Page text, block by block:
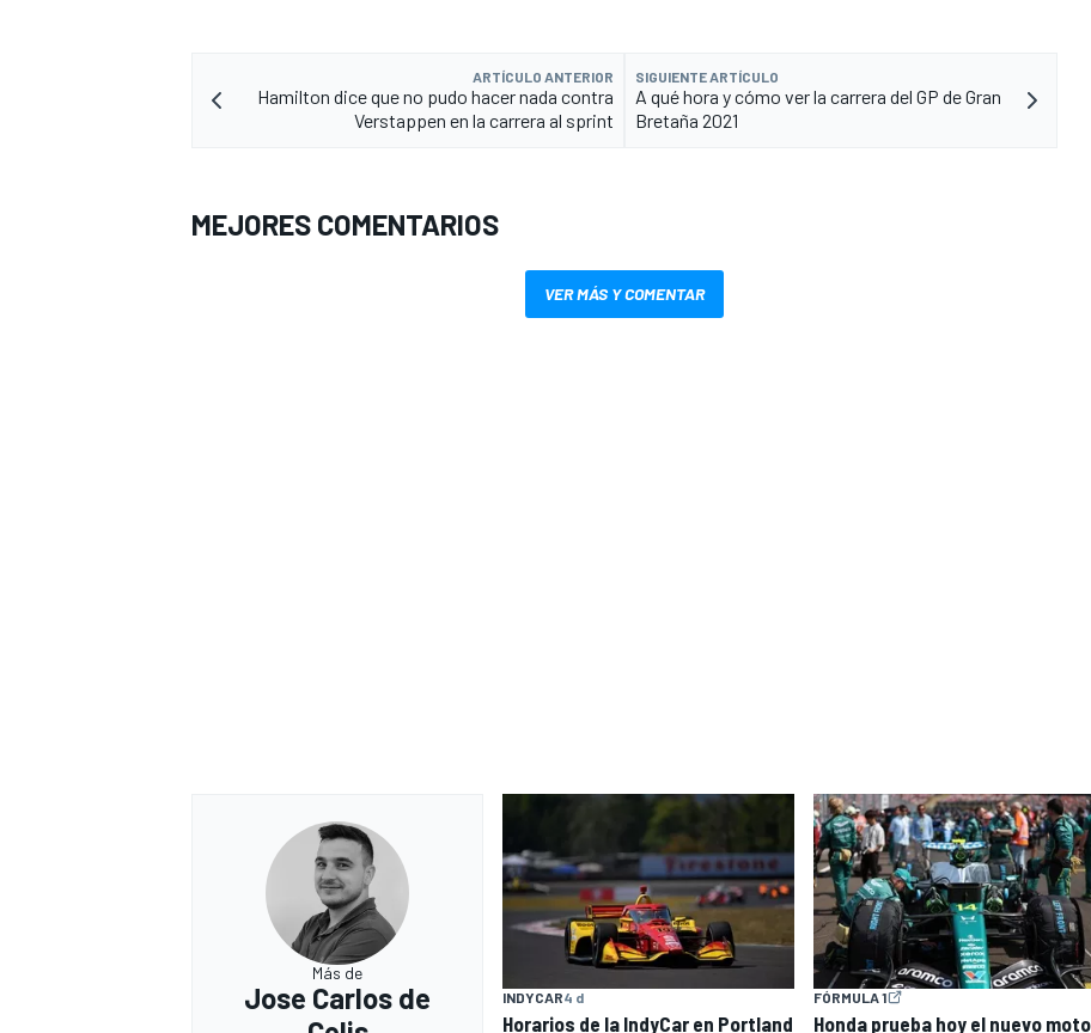
ARTÍCULO ANTERIOR
Hamilton dice que no pudo hacer nada contra
Verstappen en la carrera al sprint
SIGUIENTE ARTÍCULO
A qué hora y cómo ver la carrera del GP de Gran
Bretaña 2021
MEJORES COMENTARIOS
VER MÁS Y COMENTAR
Más de
Jose Carlos de
INDYCAR4 d
Horarios de la IndyCar en Portland
FÓRMULA 1
Honda prueba hoy el nuevo